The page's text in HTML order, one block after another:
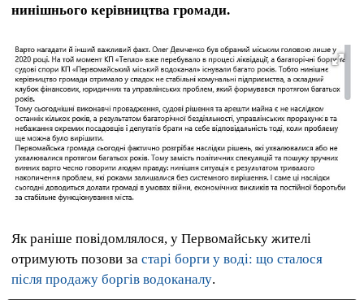
нинішнього керівництва громади.
Як раніше повідомлялося, у Первомайську жителі
отримують позови за старі борги у воді: що сталося
після продажу боргів водоканалу.